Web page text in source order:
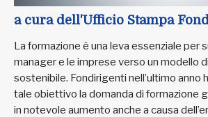
a cura dell'Ufficio Stampa
La formazione è una leva essenziale per
manager e le imprese verso un modello
sostenibile. Fondirigenti nell’ultimo anno
tale obiettivo la domanda di formazione
in notevole aumento anche a causa